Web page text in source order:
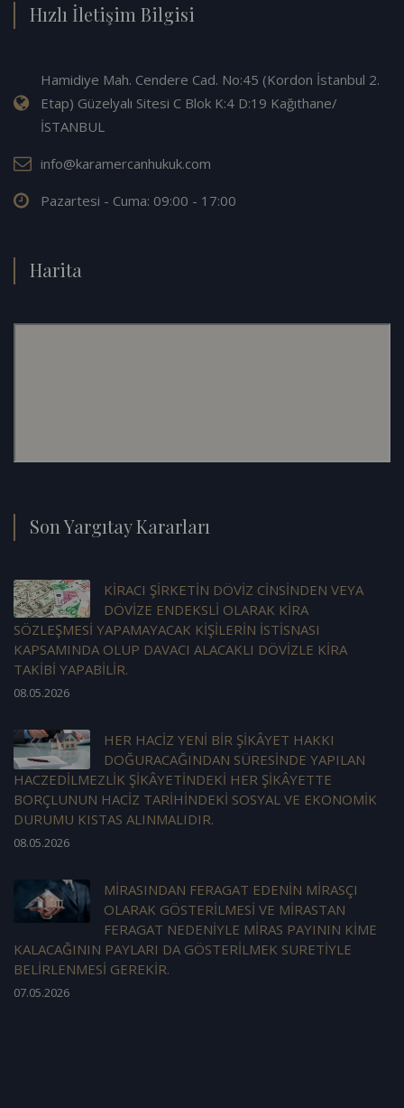
Hızlı İletişim Bilgisi
Hamidiye Mah. Cendere Cad. No:45 (Kordon İstanbul 2.
Etap) Güzelyalı Sitesi C Blok K:4 D:19 Kağıthane/
İSTANBUL
info@karamercanhukuk.com
Pazartesi - Cuma: 09:00 - 17:00
Harita
Son Yargıtay Kararları
KİRACI ŞİRKETİN DÖVİZ CİNSİNDEN VEYA
DÖVİZE ENDEKSLİ OLARAK KİRA
SÖZLEŞMESİ YAPAMAYACAK KİŞİLERİN İSTİSNASI
KAPSAMINDA OLUP DAVACI ALACAKLI DÖVİZLE KİRA
TAKİBİ YAPABİLİR.
08.05.2026
HER HACİZ YENİ BİR ŞİKÂYET HAKKI
DOĞURACAĞINDAN SÜRESİNDE YAPILAN
HACZEDİLMEZLİK ŞİKÂYETİNDEKİ HER ŞİKÂYETTE
BORÇLUNUN HACİZ TARİHİNDEKİ SOSYAL VE EKONOMİK
DURUMU KISTAS ALINMALIDIR.
08.05.2026
MİRASINDAN FERAGAT EDENİN MİRASÇI
OLARAK GÖSTERİLMESİ VE MİRASTAN
FERAGAT NEDENİYLE MİRAS PAYININ KİME
KALACAĞININ PAYLARI DA GÖSTERİLMEK SURETİYLE
BELİRLENMESİ GEREKİR.
07.05.2026